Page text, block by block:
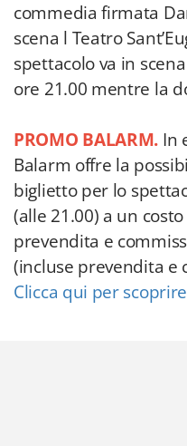
commedia firmata
scena l Teatro
spettacolo va in
ore 21.00 mentre la
PROMO BALARM. In
Balarm offre la
biglietto per lo
(alle 21.00) a un
prevendita e
(incluse prevendita e
Clicca qui per